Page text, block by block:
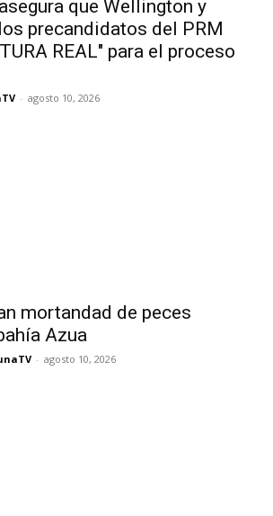
que Wellington y
precandidatos del PRM
REAL" para el proceso
- agosto 10, 2026
mortandad de peces
Azua
- agosto 10, 2026